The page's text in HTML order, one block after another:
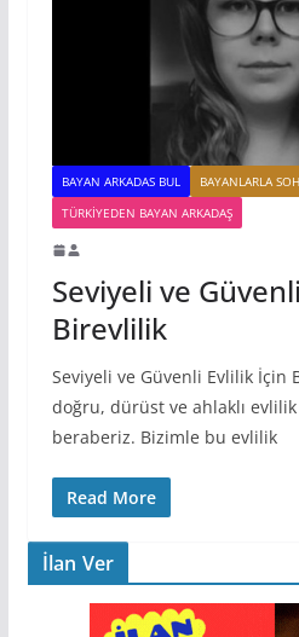
BAYAN ARKADAS BUL BAYANLARLA
TÜRKIYEDEN BAYAN ARKADAŞ
Seviyeli ve
Birevlilik
Seviyeli ve Güvenli Evlilik İçin
doğru, dürüst ve ahlaklı
beraberiz. Bizimle bu evlilik
Read More
İlan Ver